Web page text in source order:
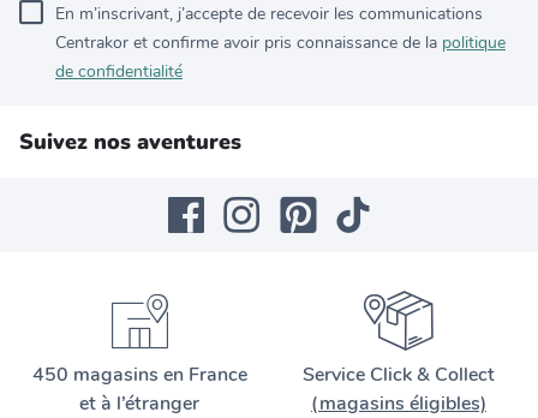
En m’inscrivant, j’accepte de recevoir les communications
Centrakor et confirme avoir pris connaissance de la politique
de confidentialité
Suivez nos aventures
450 magasins en France
et à l’étranger
Service Click & Collect
(magasins éligibles)